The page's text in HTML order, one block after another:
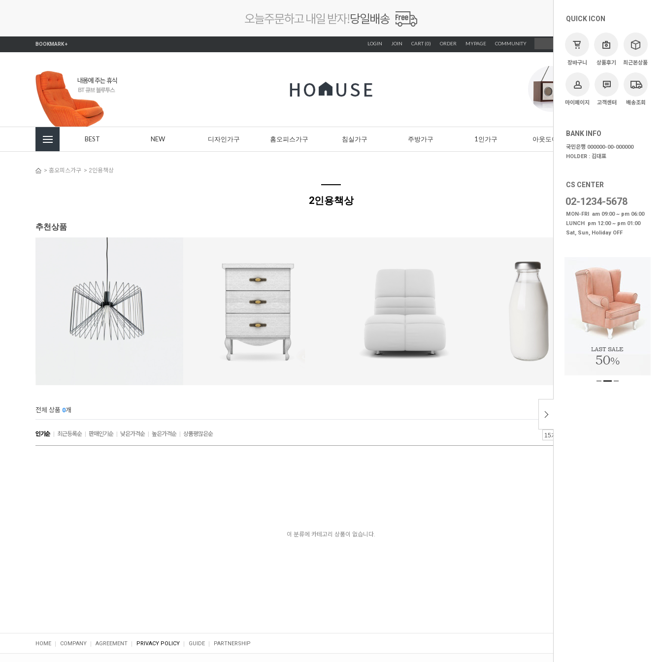
주메뉴 바로가기
사이드메뉴 바로가기BOOKMARK + LOGIN JOIN CART (0) ORDER MYPAGE COMMUNITY
BEST NEW 디자인가구 홈오피스가구 침실가구 주방가구 1인가구 아웃도어가구
QUICK ICON
장바구니 상품후기 최근본상품
마이페이지 고객센터 배송조회
BANK INFO
국민은행 000000-00-000000
HOLDER : 김대표
CS CENTER
02-1234-5678
MON-FRI am 09:00 ~ pm 06:00
LUNCH pm 12:00 ~ pm 01:00
Sat, Sun, Holiday OFF
> 홈오피스가구 > 2인용책상
2인용책상
추천상품
전체 상품 0개
인기순 최근등록순| 판매인기순| 낮은가격순| 높은가격순| 상품평많은순
이 분류에 카테고리 상품이 없습니다.
HOME COMPANY AGREEMENT PRIVACY POLICY GUIDE PARTNERSHIP